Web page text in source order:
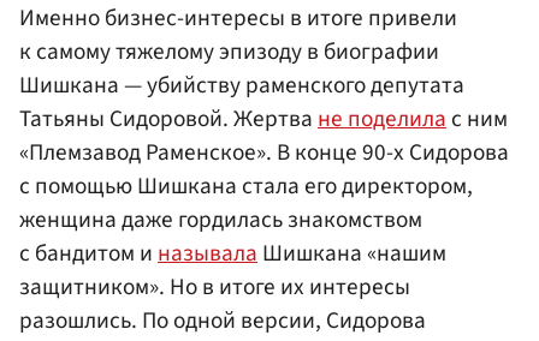
Именно бизнес-интересы в итоге привели
к самому тяжелому эпизоду в биографии
Шишкана — убийству раменского депутата
Татьяны Сидоровой. Жертване поделилас ним
«Племзавод Раменское». В конце 90-х Сидорова
с помощью Шишкана стала его директором,
женщина даже гордилась знакомством
с бандитом иназывалаШишкана «нашим
защитником». Но в итоге их интересы
разошлись. По одной версии, Сидорова